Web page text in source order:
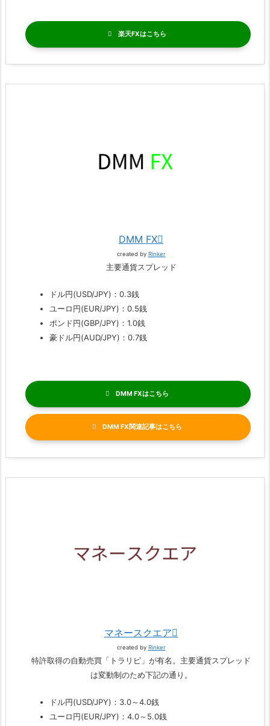
楽天FX
DMM FX
created by Rinker
主要通貨スプレッド
ドル円(USD/JPY)：0.3銭
ユーロ円(EUR/JPY)：0.5銭
ポンド円(GBP/JPY)：1.0銭
豪ドル円(AUD/JPY)：0.7銭
DMM FX
DMM FX関連記事
マネースクエア
created by Rinker
特許取得の自動売買「トラリピ」が有名。主要通貨スプレッド
は変動制のため下記の通り。
ドル円(USD/JPY)：3.0～4.0銭
ユーロ円(EUR/JPY)：4.0～5.0銭